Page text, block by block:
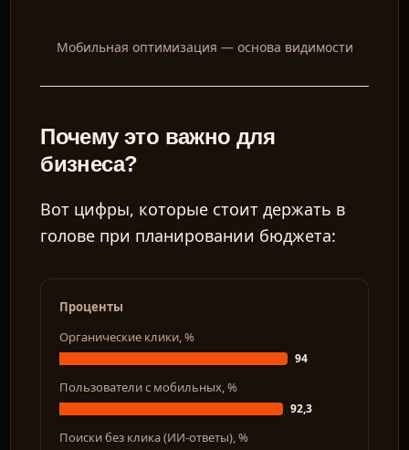
Мобильная оптимизация — основа видимости
Почему это важно для
бизнеса?
Вот цифры, которые стоит держать в
голове при планировании бюджета:
Проценты
Органические клики, %
94
Пользователи с мобильных, %
92,3
Поиски без клика (ИИ-ответы), %